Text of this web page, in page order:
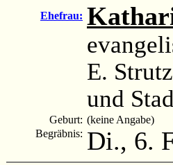
Ehefrau:
E.
und
Geburt: (keine Angabe)
Begräbnis: Di., 6.